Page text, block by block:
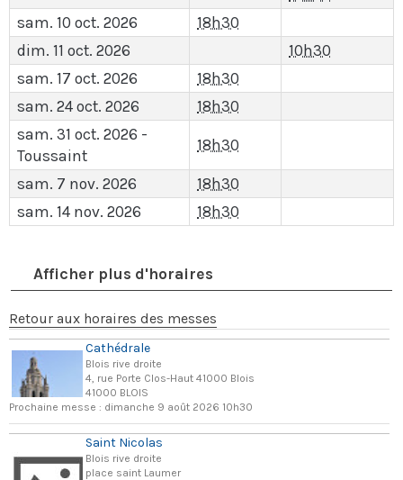
sam. 10 oct. 2026
18h30
dim. 11 oct. 2026
10h30
sam. 17 oct. 2026
18h30
sam. 24 oct. 2026
18h30
sam. 31 oct. 2026 -
Toussaint
18h30
sam. 7 nov. 2026
18h30
sam. 14 nov. 2026
18h30
Afficher plus d'horaires
Retour aux horaires des messes
Cathédrale
Blois rive droite
4, rue Porte Clos-Haut 41000 Blois
41000 BLOIS
Prochaine messe : dimanche 9 août 2026 10h30
Saint Nicolas
Blois rive droite
place saint Laumer